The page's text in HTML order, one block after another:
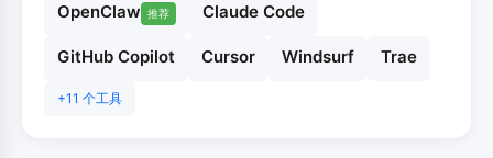
OpenClaw 推荐 Claude Code
GitHub Copilot Cursor Windsurf Trae
+11 个工具